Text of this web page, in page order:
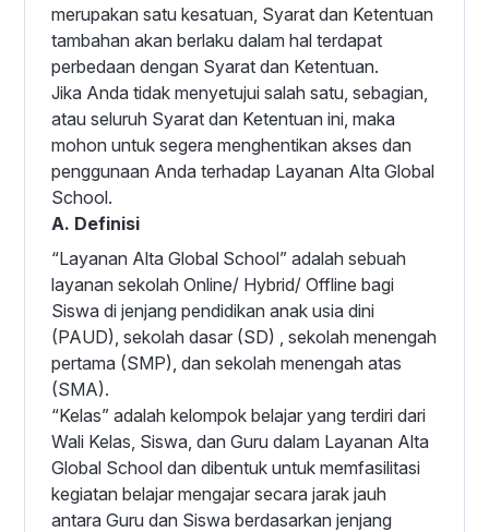
merupakan satu kesatuan, Syarat dan Ketentuan
tambahan akan berlaku dalam hal terdapat
perbedaan dengan Syarat dan Ketentuan.
Jika Anda tidak menyetujui salah satu, sebagian,
atau seluruh Syarat dan Ketentuan ini, maka
mohon untuk segera menghentikan akses dan
penggunaan Anda terhadap Layanan Alta Global
School.
A. Definisi
“Layanan Alta Global School” adalah sebuah
layanan sekolah Online/ Hybrid/ Offline bagi
Siswa di jenjang pendidikan anak usia dini
(PAUD), sekolah dasar (SD) , sekolah menengah
pertama (SMP), dan sekolah menengah atas
(SMA).
“Kelas” adalah kelompok belajar yang terdiri dari
Wali Kelas, Siswa, dan Guru dalam Layanan Alta
Global School dan dibentuk untuk memfasilitasi
kegiatan belajar mengajar secara jarak jauh
antara Guru dan Siswa berdasarkan jenjang